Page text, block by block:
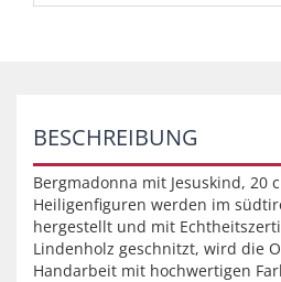
BESCHREIBUNG
Bergmadonna mit Jesuskind, 20
Heiligenfiguren werden im
hergestellt und mit
Lindenholz geschnitzt, wird die
Handarbeit mit hochwertigen